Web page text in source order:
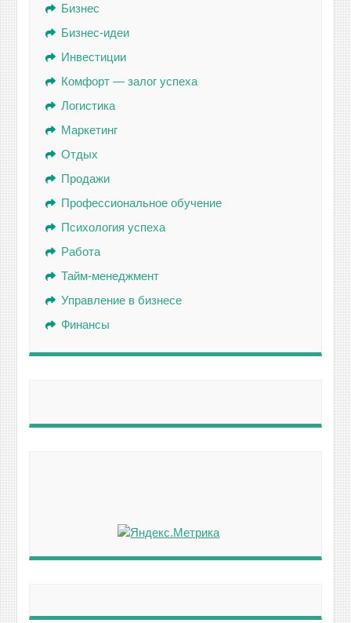
Бизнес
Бизнес-идеи
Инвестиции
Комфорт — залог успеха
Логистика
Маркетинг
Отдых
Продажи
Профессиональное обучение
Психология успеха
Работа
Тайм-менеджмент
Управление в бизнесе
Финансы